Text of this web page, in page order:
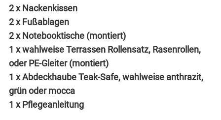
2 x Nackenkissen
2 x Fußablagen
2 x Notebooktische (montiert)
1 x wahlweise Terrassen Rollensatz, Rasenrollen,
oder PE-Gleiter (montiert)
1 x Abdeckhaube Teak-Safe, wahlweise anthrazit,
grün oder mocca
1 x Pflegeanleitung